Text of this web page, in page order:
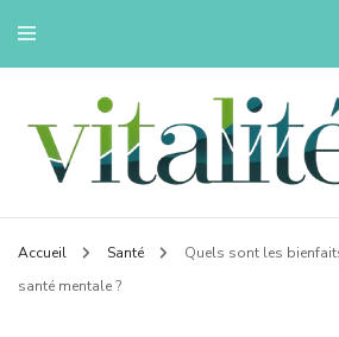
Vitalitebiz
Innovons pour une vie saine
Accueil Santé
Quels sont les
santé mentale ?